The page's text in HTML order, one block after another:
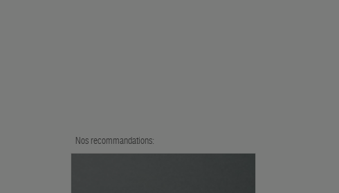
Nos recommandations: